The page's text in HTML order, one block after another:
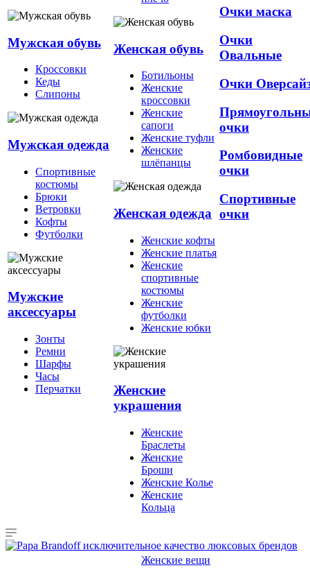
Мужская обувь
Кроссовки
Кеды
Слипоны
Мужская одежда
Спортивные
костюмы
Брюки
Ветровки
Кофты
Футболки
Мужские
аксессуары
Зонты
Ремни
Шарфы
Часы
Перчатки
Женская обувь
Ботильоны
Женские
кроссовки
Женские
сапоги
Женские туфли
Женские
шлёпанцы
Женская одежда
Женские кофты
Женские платья
Женские
спортивные
костюмы
Женские
футболки
Женские юбки
Женские
украшения
Женские
Браслеты
Женские
Броши
Женские Колье
Женские
Кольца
Очки маска
Очки
Овальные
Очки
очки
Ромбовидные
очки
Спортивные
очки
Женские вещи